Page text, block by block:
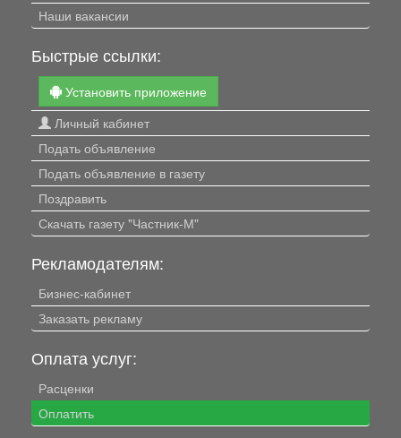
Наши вакансии
Быстрые ссылки:
Установить приложение
Личный кабинет
Подать объявление
Подать объявление в газету
Поздравить
Скачать газету "Частник-М"
Рекламодателям:
Бизнес-кабинет
Заказать рекламу
Оплата услуг:
Расценки
Оплатить